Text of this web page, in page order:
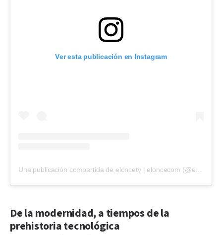
Ver esta publicación en Instagram
Una publicación compartida de eloncetv | eloncecom (@eloncecom)
De la modernidad, a tiempos de la
prehistoria tecnológica